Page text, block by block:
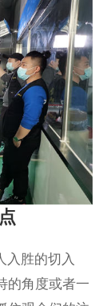
入胜的切入
的角度或者一